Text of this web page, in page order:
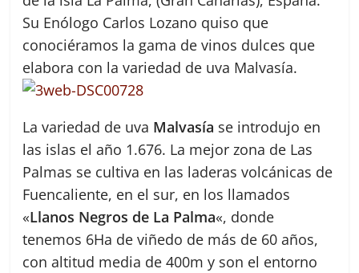
Su Enólogo Carlos Lozano quiso que
conociéramos la gama de vinos dulces que
elabora con la variedad de uva Malvasía.
La variedad de uva Malvasía se introdujo en
las islas el año 1.676. La mejor zona de Las
Palmas se cultiva en las laderas volcánicas de
Fuencaliente, en el sur, en los llamados
«Llanos Negros de La Palma«, donde
tenemos 6Ha de viñedo de más de 60 años,
con altitud media de 400m y son el entorno